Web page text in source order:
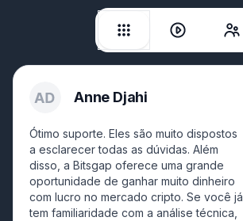
Anne Djahi
Ótimo suporte. Eles são muito dispostos
a esclarecer todas as dúvidas. Além
disso, a Bitsgap oferece uma grande
oportunidade de ganhar muito dinheiro
com lucro no mercado cripto. Se você já
tem familiaridade com a análise técnica,